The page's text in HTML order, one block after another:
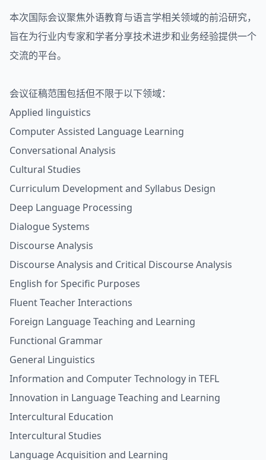
本次国际会议聚焦外语教育与语言学相关领域的前沿研究，
旨在为行业内专家和学者分享技术进步和业务经验提供一个
交流的平台。
会议征稿范围包括但不限于以下领域：
Applied linguistics
Computer Assisted Language Learning
Conversational Analysis
Cultural Studies
Curriculum Development and Syllabus Design
Deep Language Processing
Dialogue Systems
Discourse Analysis
Discourse Analysis and Critical Discourse Analysis
English for Specific Purposes
Fluent Teacher Interactions
Foreign Language Teaching and Learning
Functional Grammar
General Linguistics
Information and Computer Technology in TEFL
Innovation in Language Teaching and Learning
Intercultural Education
Intercultural Studies
Language Acquisition and Learning